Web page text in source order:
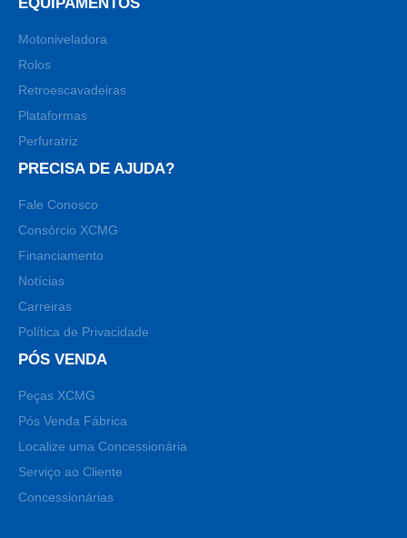
EQUIPAMENTOS
Motoniveladora
Rolos
Retroescavadeiras
Plataformas
Perfuratriz
PRECISA DE AJUDA?
Fale Conosco
Consórcio XCMG
Financiamento
Notícias
Carreiras
Política de Privacidade
PÓS VENDA
Peças XCMG
Pós Venda Fábrica
Localize uma Concessionária
Serviço ao Cliente
Concessionárias